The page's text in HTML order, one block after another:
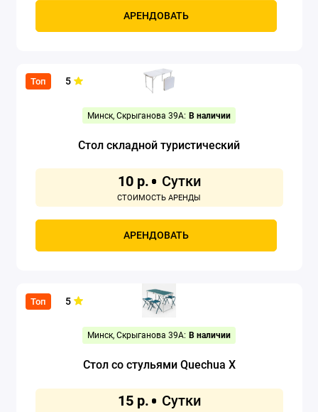
АРЕНДОВАТЬ
Топ 5
Минск, Скрыганова 39А: В наличии
Стол складной туристический
10 р.
АРЕНДОВАТЬ
Топ 5
Минск, Скрыганова 39А: В наличии
Стол со стульями Quechua X
15 р.